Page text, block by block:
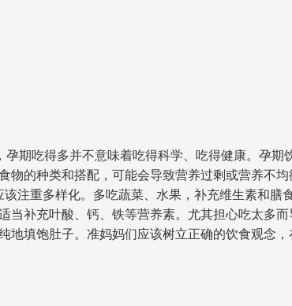
期吃得多并不意味着吃得科学、吃得健康。孕期
的种类和搭配，可能会导致营养过剩或营养不
注重多样化。多吃蔬菜、水果，补充维生素和膳
补充叶酸、钙、铁等营养素。尤其担心吃太多而
填饱肚子。准妈妈们应该树立正确的饮食观念，